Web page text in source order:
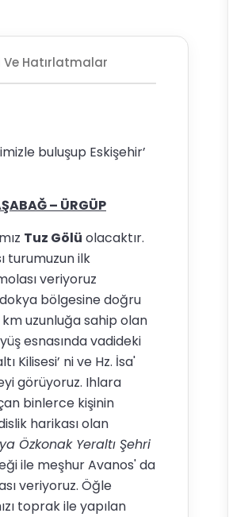
Ve Hatırlatmalar
buluşup Eskişehir’
– ÜRGÜP
Tuz Gölü olacaktır.
turumuzun ilk
veriyoruz
bölgesine doğru
km uzunluğa sahip olan
esnasında vadideki
ni ve Hz. İsa'
görüyoruz. Ihlara
binlerce kişinin
harikası olan
Özkonak Yeraltı Şehri
ile meşhur Avanos' da
veriyoruz. Öğle
toprak ile yapılan